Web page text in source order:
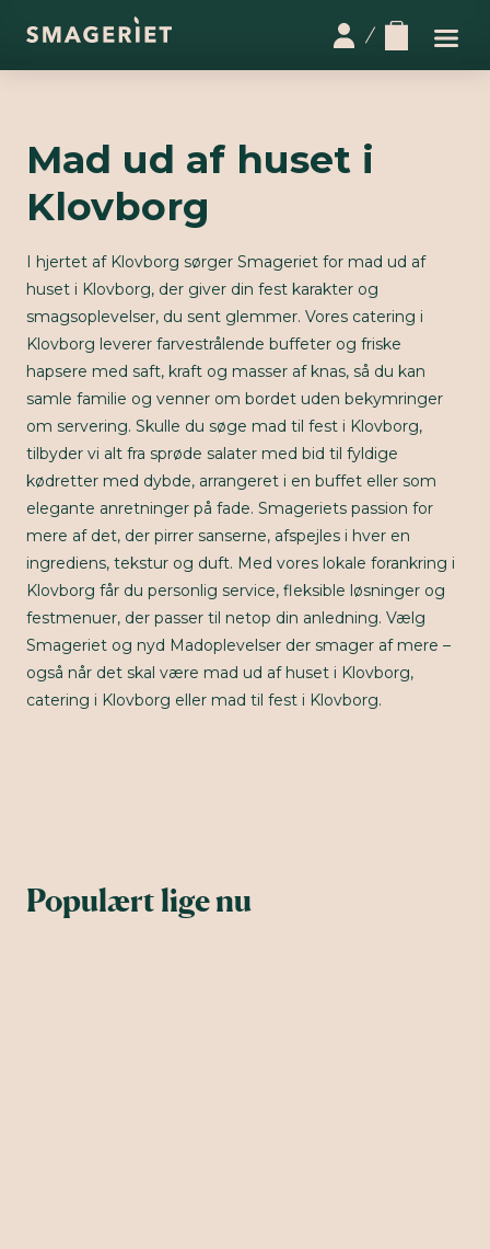
Mad ud af huset i
Klovborg
I hjertet af Klovborg sørger Smageriet for mad ud af
huset i Klovborg, der giver din fest karakter og
smagsoplevelser, du sent glemmer. Vores catering i
Klovborg leverer farvestrålende buffeter og friske
hapsere med saft, kraft og masser af knas, så du kan
samle familie og venner om bordet uden bekymringer
om servering. Skulle du søge mad til fest i Klovborg,
tilbyder vi alt fra sprøde salater med bid til fyldige
kødretter med dybde, arrangeret i en buffet eller som
elegante anretninger på fade. Smageriets passion for
mere af det, der pirrer sanserne, afspejles i hver en
ingrediens, tekstur og duft. Med vores lokale forankring i
Klovborg får du personlig service, fleksible løsninger og
festmenuer, der passer til netop din anledning. Vælg
Smageriet og nyd Madoplevelser der smager af mere –
også når det skal være mad ud af huset i Klovborg,
catering i Klovborg eller mad til fest i Klovborg.
Populært lige nu